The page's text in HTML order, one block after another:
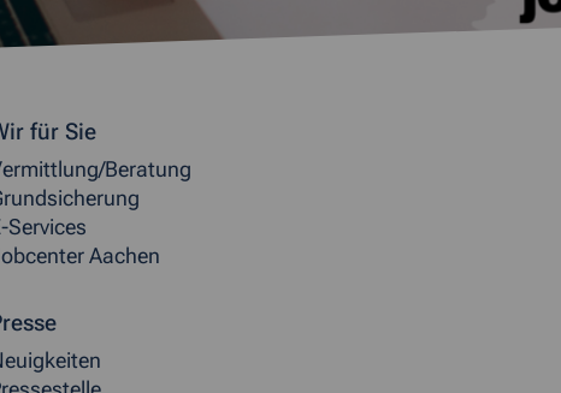
für Sie
Beratung
Services
Aachen